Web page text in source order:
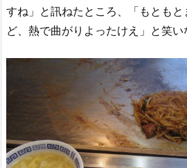
すね」と訊ねたところ、「もとも
ど、熱で曲がりよったけえ」と笑い